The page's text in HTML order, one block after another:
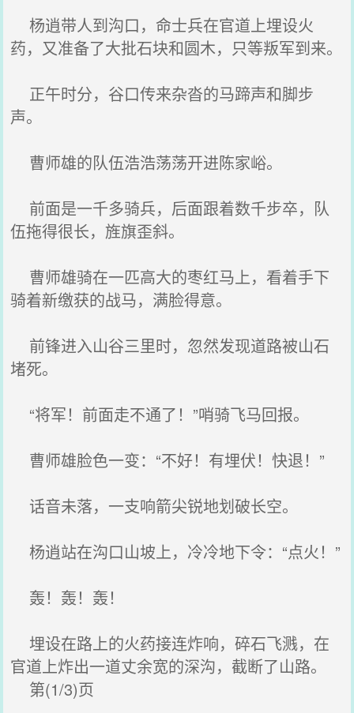
杨逍带人到沟口，命士兵在官道上埋设火
药，又准备了大批石块和圆木，只等叛军到来。
正午时分，谷口传来杂沓的马蹄声和脚步
声。
曹师雄的队伍浩浩荡荡开进陈家峪。
前面是一千多骑兵，后面跟着数千步卒，队
伍拖得很长，旌旗歪斜。
曹师雄骑在一匹高大的枣红马上，看着手下
骑着新缴获的战马，满脸得意。
前锋进入山谷三里时，忽然发现道路被山石
堵死。
“将军！前面走不通了！”哨骑飞马回报。
曹师雄脸色一变：“不好！有埋伏！快退！”
话音未落，一支响箭尖锐地划破长空。
杨逍站在沟口山坡上，冷冷地下令：“点火！”
轰！轰！轰！
埋设在路上的火药接连炸响，碎石飞溅，在
官道上炸出一道丈余宽的深沟，截断了山路。
第(1/3)页